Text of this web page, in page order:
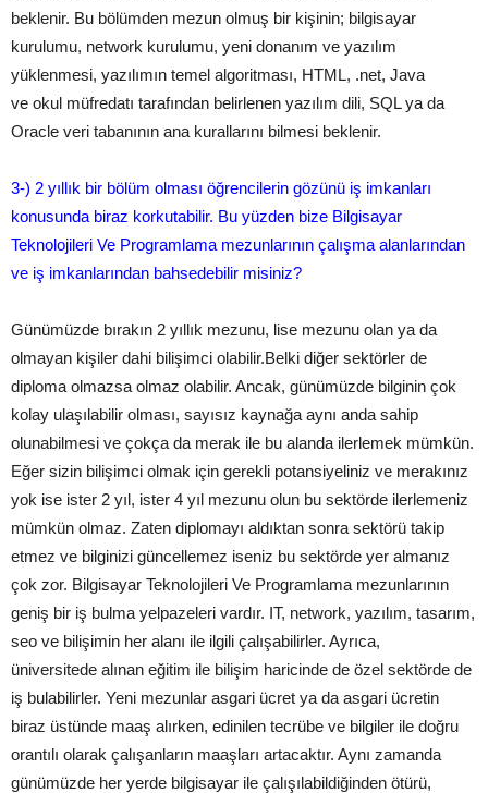
beklenir. Bu bölümden mezun olmuş bir kişinin; bilgisayar
kurulumu, network kurulumu, yeni donanım ve yazılım
yüklenmesi, yazılımın temel algoritması, HTML, .net, Java
ve okul müfredatı tarafından belirlenen yazılım dili, SQL ya da
Oracle veri tabanının ana kurallarını bilmesi beklenir.
3­-) 2 yıllık bir bölüm olması öğrencilerin gözünü iş imkanları
konusunda biraz korkutabilir. Bu yüzden bize Bilgisayar
Teknolojileri Ve Programlama mezunlarının çalışma alanlarından
ve iş imkanlarından bahsedebilir misiniz?
Günümüzde bırakın 2 yıllık mezunu, lise mezunu olan ya da
olmayan kişiler dahi bilişimci olabilir.Belki diğer sektörler de
diploma olmazsa olmaz olabilir. Ancak, günümüzde bilginin çok
kolay ulaşılabilir olması, sayısız kaynağa aynı anda sahip
olunabilmesi ve çokça da merak ile bu alanda ilerlemek mümkün.
Eğer sizin bilişimci olmak için gerekli potansiyeliniz ve merakınız
yok ise ister 2 yıl, ister 4 yıl mezunu olun bu sektörde ilerlemeniz
mümkün olmaz. Zaten diplomayı aldıktan sonra sektörü takip
etmez ve bilginizi güncellemez iseniz bu sektörde yer almanız
çok zor. Bilgisayar Teknolojileri Ve Programlama mezunlarının
geniş bir iş bulma yelpazeleri vardır. IT, network, yazılım, tasarım,
seo ve bilişimin her alanı ile ilgili çalışabilirler. Ayrıca,
üniversitede alınan eğitim ile bilişim haricinde de özel sektörde de
iş bulabilirler. Yeni mezunlar asgari ücret ya da asgari ücretin
biraz üstünde maaş alırken, edinilen tecrübe ve bilgiler ile doğru
orantılı olarak çalışanların maaşları artacaktır. Aynı zamanda
günümüzde her yerde bilgisayar ile çalışılabildiğinden ötürü,